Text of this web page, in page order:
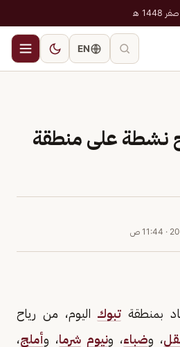
EN
نشطة على منطقة
· 11:44 ص
بمنطقة تبوك اليوم، من رياح
، وضباء، ونيوم شرما، وأملج،